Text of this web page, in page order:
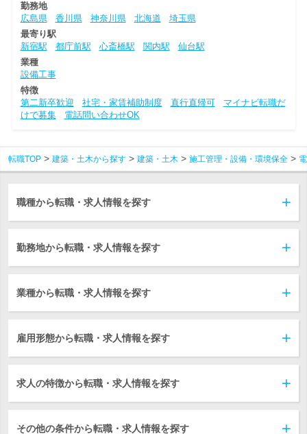
勤務地
広島県
香川県 神奈川県 北海道
埼玉県
最寄り駅
新宿駅
都庁前駅 心斎橋駅 関内駅
仙台駅
業種
設備工事
特徴
第二新卒歓迎
社宅・家賃補助制度 直行直帰可
マイナビ転職だ
けで募集
電話問い合わせOK
転職TOP 建築・土木から探す 建築・土木 施工管理・設備・環境保全
職種から転職・求人情報を探す
勤務地から転職・求人情報を探す
業種から転職・求人情報を探す
雇用形態から転職・求人情報を探す
求人の特徴から転職・求人情報を探す
その他の条件から転職・求人情報を探す